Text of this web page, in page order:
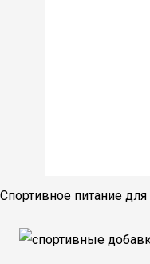
Спортивное питание